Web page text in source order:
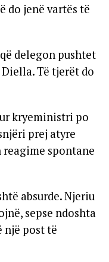
do jenë vartës të
delegon pushtet
Të tjerët do
kryeministri po
prej atyre
reagime spontane
absurde. Njeriu
sepse ndoshta
një post të